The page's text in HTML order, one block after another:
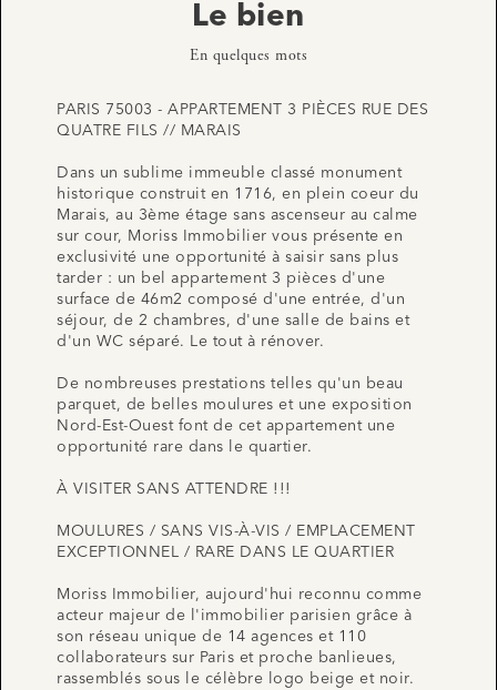
Le bien
En quelques mots
PARIS 75003 - APPARTEMENT 3 PIÈCES RUE DES
QUATRE FILS // MARAIS
Dans un sublime immeuble classé monument
historique construit en 1716, en plein coeur du
Marais, au 3ème étage sans ascenseur au calme
sur cour, Moriss Immobilier vous présente en
exclusivité une opportunité à saisir sans plus
tarder : un bel appartement 3 pièces d'une
surface de 46m2 composé d'une entrée, d'un
séjour, de 2 chambres, d'une salle de bains et
d'un WC séparé. Le tout à rénover.
De nombreuses prestations telles qu'un beau
parquet, de belles moulures et une exposition
Nord-Est-Ouest font de cet appartement une
opportunité rare dans le quartier.
À VISITER SANS ATTENDRE !!!
MOULURES / SANS VIS-À-VIS / EMPLACEMENT
EXCEPTIONNEL / RARE DANS LE QUARTIER
Moriss Immobilier, aujourd'hui reconnu comme
acteur majeur de l'immobilier parisien grâce à
son réseau unique de 14 agences et 110
collaborateurs sur Paris et proche banlieues,
rassemblés sous le célèbre logo beige et noir.